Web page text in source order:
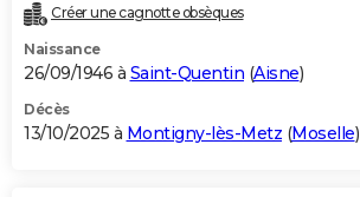
Destinations
City break
Voyage nature
Voyage de noces
Forum
Climat
+PHOTO
GUIDES D'ACHAT
BONS PLANS
Créer une cagnotte obsèques
Naissance
26/09/1946 à Saint-Quentin (Aisne)
Décès
13/10/2025 à Montigny-lès-Metz (Moselle)